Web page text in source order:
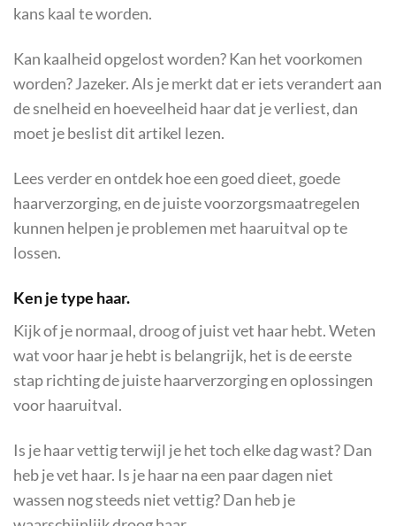
kans kaal te worden.
Kan kaalheid opgelost worden? Kan het voorkomen
worden? Jazeker. Als je merkt dat er iets verandert aan
de snelheid en hoeveelheid haar dat je verliest, dan
moet je beslist dit artikel lezen.
Lees verder en ontdek hoe een goed dieet, goede
haarverzorging, en de juiste voorzorgsmaatregelen
kunnen helpen je problemen met haaruitval op te
lossen.
Ken je type haar.
Kijk of je normaal, droog of juist vet haar hebt. Weten
wat voor haar je hebt is belangrijk, het is de eerste
stap richting de juiste haarverzorging en oplossingen
voor haaruitval.
Is je haar vettig terwijl je het toch elke dag wast? Dan
heb je vet haar. Is je haar na een paar dagen niet
wassen nog steeds niet vettig? Dan heb je